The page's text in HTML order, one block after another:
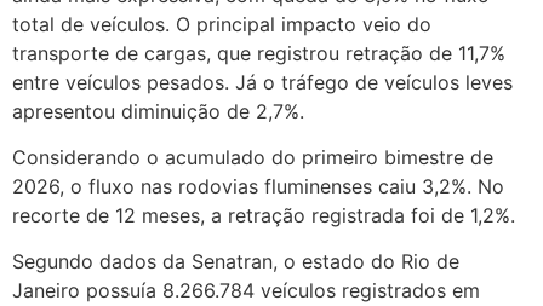
total de veículos. O principal impacto veio do
transporte de cargas, que registrou retração de 11,7%
entre veículos pesados. Já o tráfego de veículos leves
apresentou diminuição de 2,7%.
Considerando o acumulado do primeiro bimestre de
2026, o fluxo nas rodovias fluminenses caiu 3,2%. No
recorte de 12 meses, a retração registrada foi de 1,2%.
Segundo dados da Senatran, o estado do Rio de
Janeiro possuía 8.266.784 veículos registrados em